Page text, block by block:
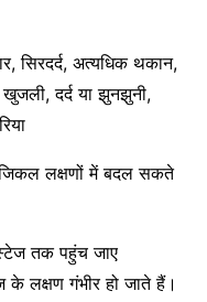
सिरदर्द, अत्यधिक थकान,
दर्द या झुनझुनी,
लक्षणों में बदल सकते
तक पहुंच जाए
लक्षण गंभीर हो जाते हैं।